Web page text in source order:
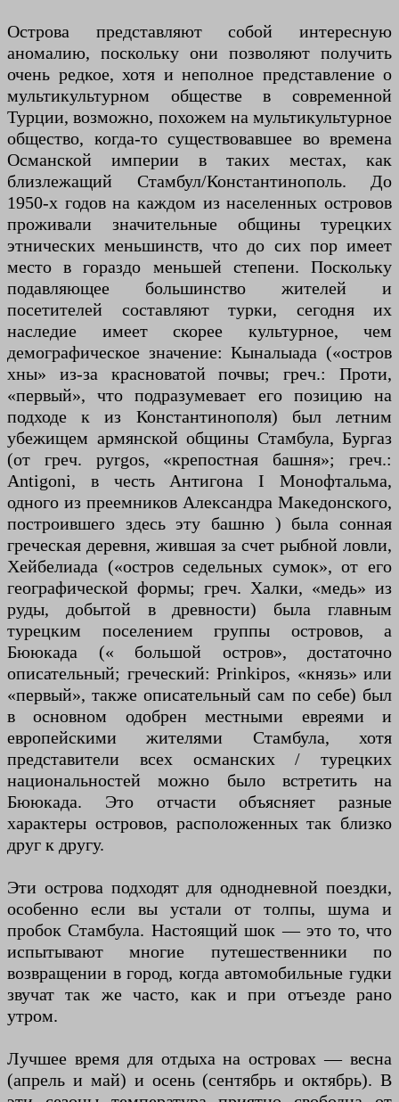
Острова представляют собой интересную
аномалию, поскольку они позволяют получить
очень редкое, хотя и неполное представление о
мультикультурном обществе в современной
Турции, возможно, похожем на мультикультурное
общество, когда-то существовавшее во времена
Османской империи в таких местах, как
близлежащий Стамбул/Константинополь. До
1950-х годов на каждом из населенных островов
проживали значительные общины турецких
этнических меньшинств, что до сих пор имеет
место в гораздо меньшей степени. Поскольку
подавляющее большинство жителей и
посетителей составляют турки, сегодня их
наследие имеет скорее культурное, чем
демографическое значение: Кыналыада («остров
хны» из-за красноватой почвы; греч.: Проти,
«первый», что подразумевает его позицию на
подходе к из Константинополя) был летним
убежищем армянской общины Стамбула, Бургаз
(от греч. pyrgos, «крепостная башня»; греч.:
Antigoni, в честь Антигона I Монофтальма,
одного из преемников Александра Македонского,
построившего здесь эту башню ) была сонная
греческая деревня, жившая за счет рыбной ловли,
Хейбелиада («остров седельных сумок», от его
географической формы; греч. Халки, «медь» из
руды, добытой в древности) была главным
турецким поселением группы островов, а
Бююкада (« большой остров», достаточно
описательный; греческий: Prinkipos, «князь» или
«первый», также описательный сам по себе) был
в основном одобрен местными евреями и
европейскими жителями Стамбула, хотя
представители всех османских / турецких
национальностей можно было встретить на
Бююкада. Это отчасти объясняет разные
характеры островов, расположенных так близко
друг к другу.
Эти острова подходят для однодневной поездки,
особенно если вы устали от толпы, шума и
пробок Стамбула. Настоящий шок — это то, что
испытывают многие путешественники по
возвращении в город, когда автомобильные гудки
звучат так же часто, как и при отъезде рано
утром.
Лучшее время для отдыха на островах — весна
(апрель и май) и осень (сентябрь и октябрь). В